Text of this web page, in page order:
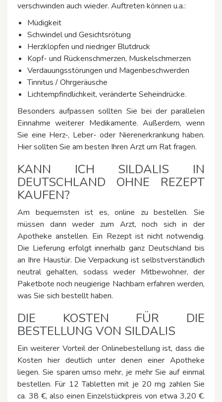
verschwinden auch wieder. Auftreten können u.a.:
Müdigkeit
Schwindel und Gesichtsrötung
Herzklopfen und niedriger Blutdruck
Kopf- und Rückenschmerzen, Muskelschmerzen
Verdauungsstörungen und Magenbeschwerden
Tinnitus / Ohrgeräusche
Lichtempfindlichkeit, veränderte Seheindrücke.
Besonders aufpassen sollten Sie bei der parallelen
Einnahme weiterer Medikamente. Außerdem, wenn
Sie eine Herz-, Leber- oder Nierenerkrankung haben.
Hier sollten Sie am besten Ihren Arzt um Rat fragen.
KANN ICH SILDALIS IN
DEUTSCHLAND OHNE REZEPT
KAUFEN?
Am bequemsten ist es, online zu bestellen. Sie
müssen dann weder zum Arzt, noch sich in der
Apotheke anstellen. Ein Rezept ist nicht notwendig.
Die Lieferung erfolgt innerhalb ganz Deutschland bis
an Ihre Haustür. Die Verpackung ist selbstverständlich
neutral gehalten, sodass weder Mitbewohner, der
Paketbote noch neugierige Nachbarn erfahren werden,
was Sie sich bestellt haben.
DIE KOSTEN FÜR DIE
BESTELLUNG VON SILDALIS
Ein weiterer Vorteil der Onlinebestellung ist, dass die
Kosten hier deutlich unter denen einer Apotheke
liegen. Sie sparen umso mehr, je mehr Sie auf einmal
bestellen. Für 12 Tabletten mit je 20 mg zahlen Sie
ca. 38 €, also einen Einzelstückpreis von etwa 3,20 €.